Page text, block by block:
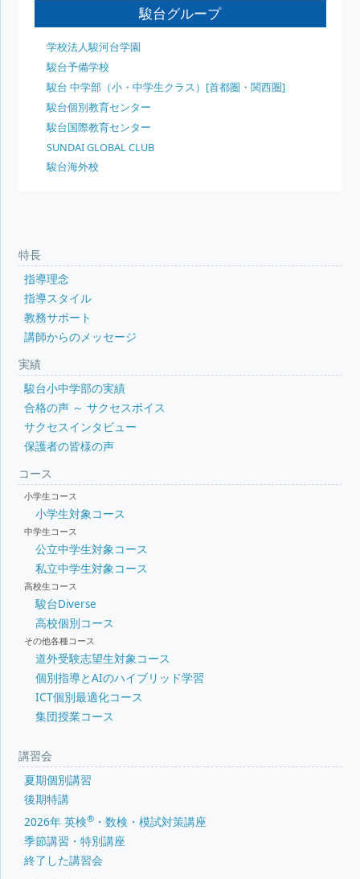
駿台グループ
学校法人駿河台学園
駿台予備学校
駿台 中学部（小・中学生クラス）[首都圏・関西圏]
駿台個別教育センター
駿台国際教育センター
SUNDAI GLOBAL CLUB
駿台海外校
特長
指導理念
指導スタイル
教務サポート
講師からのメッセージ
実績
駿台小中学部の実績
合格の声 ～ サクセスボイス
サクセスインタビュー
保護者の皆様の声
コース
小学生コース
小学生対象コース
中学生コース
公立中学生対象コース
私立中学生対象コース
高校生コース
駿台Diverse
高校個別コース
その他各種コース
道外受験志望生対象コース
個別指導とAIのハイブリッド学習
ICT個別最適化コース
集団授業コース
講習会
夏期個別講習
後期特講
2026年 英検® ・数検・模試対策講座
季節講習・特別講座
終了した講習会